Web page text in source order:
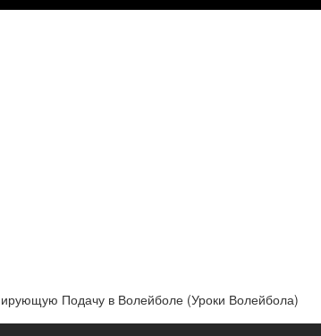
Подачу в Волейболе (Уроки Волейбола)